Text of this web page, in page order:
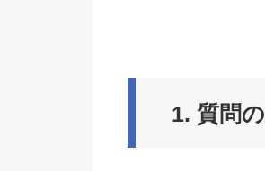
1. 質問